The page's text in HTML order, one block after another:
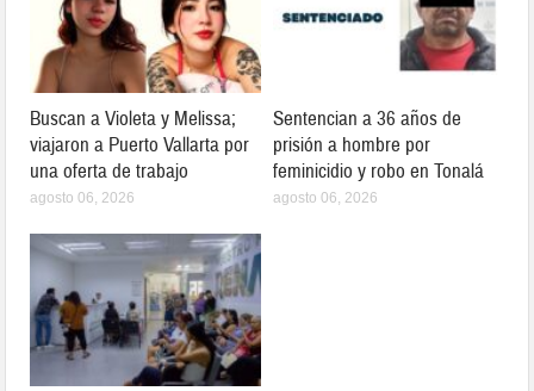
Buscan a Violeta y Melissa;
viajaron a Puerto Vallarta por
una oferta de trabajo
agosto 06, 2026
Sentencian a 36 años de
prisión a hombre por
feminicidio y robo en Tonalá
agosto 06, 2026